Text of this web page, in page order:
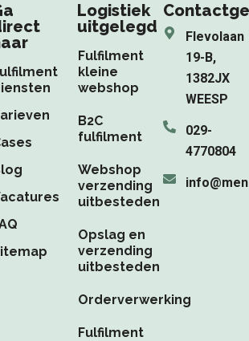
Logistiek
uitgelegd
Fulfilment
kleine
webshop
B2C
fulfilment
Webshop
verzending
uitbesteden
Opslag en
verzending
uitbesteden
Orderverwerking
Fulfilment
Flevolaan
19-B,
1382JX
WEESP
029-
4770804